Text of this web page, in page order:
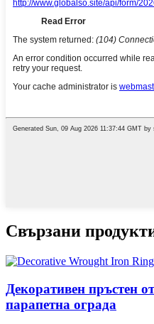
Свързани
Декоративен пръстен
парапетна ограда